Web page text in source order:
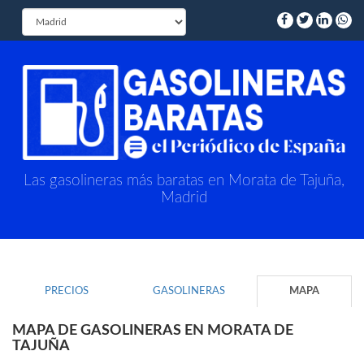
Las gasolineras más baratas en Morata de Tajuña,
Madrid
PRECIOS GASOLINERAS MAPA
MAPA DE GASOLINERAS EN MORATA DE
TAJUÑA